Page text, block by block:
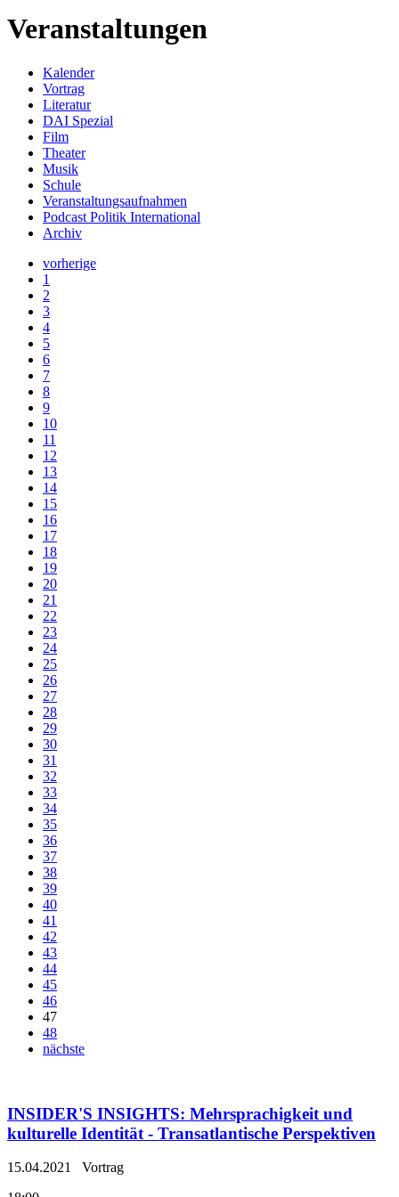
Veranstaltungen
Kalender
Vortrag
Literatur
DAI Spezial
Film
Theater
Musik
Schule
Veranstaltungsaufnahmen
Podcast Politik International
Archiv
vorherige
1
2
3
4
5
6
7
8
9
10
11
12
13
14
15
16
17
18
19
20
21
22
23
24
25
26
27
28
29
30
31
32
33
34
35
36
37
38
39
40
41
42
43
44
45
46
47
48
nächste
INSIDER'S INSIGHTS: Mehrsprachigkeit und
kulturelle Identität - Transatlantische Perspektiven
15.04.2021
Vortrag